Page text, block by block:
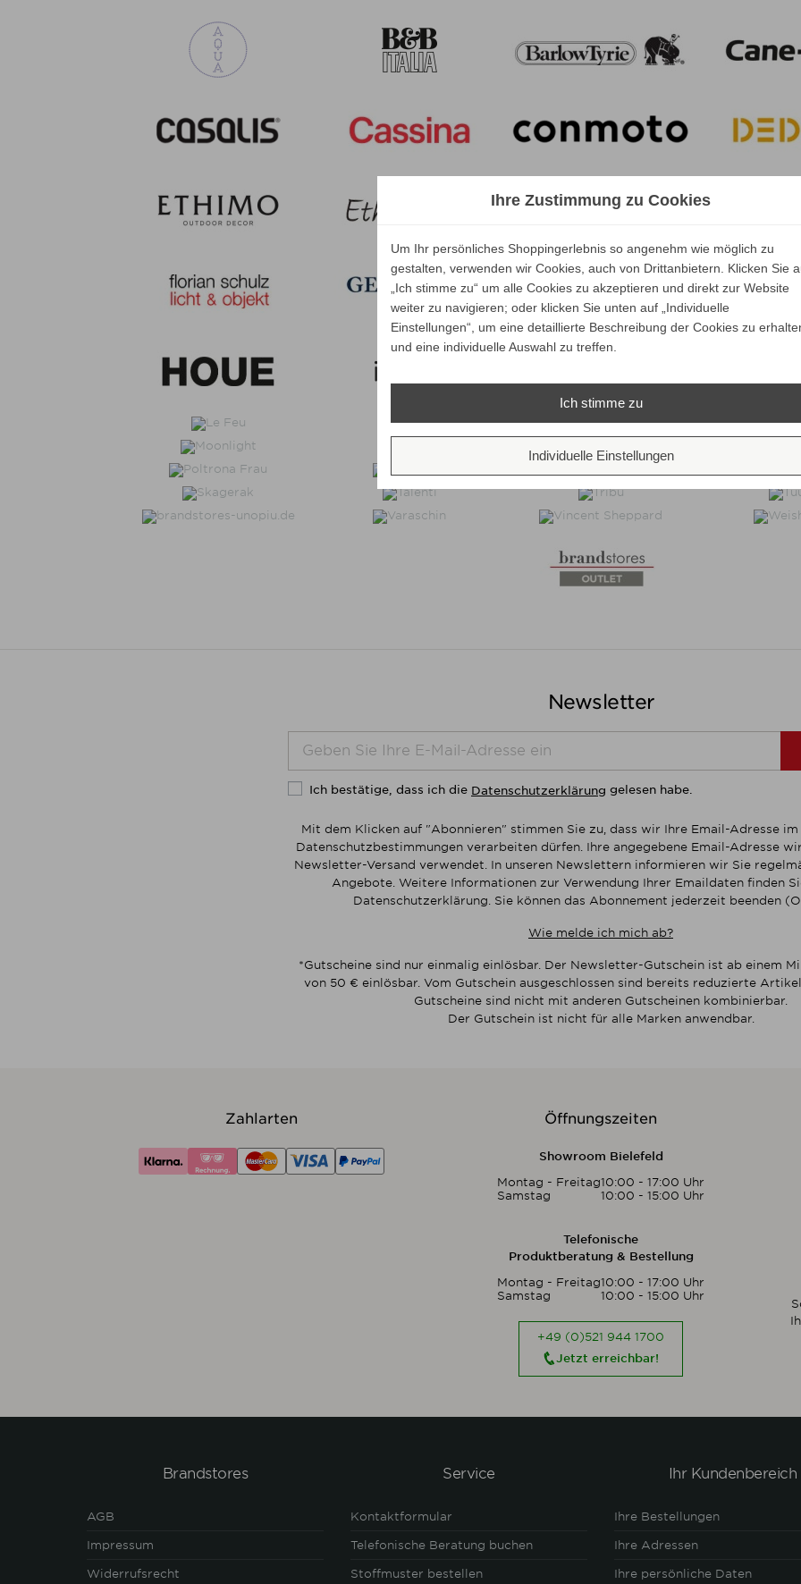
Newsletter
Ich bestätige, dass ich die Datenschutzerklärung gelesen habe.
Mit dem Klicken auf "Abonnieren" stimmen Sie zu, dass wir Ihre Email-Adresse im
Datenschutzbestimmungen verarbeiten dürfen. Ihre angegebene Email-Adresse
Newsletter-Versand verwendet. In unseren Newslettern informieren wir Sie
Angebote. Weitere Informationen zur Verwendung Ihrer Emaildaten finden
Datenschutzerklärung. Sie können das Abonnement jederzeit beenden
Wie melde ich mich ab?
*Gutscheine sind nur einmalig einlösbar. Der Newsletter-Gutschein ist ab einem
von 50 € einlösbar. Vom Gutschein ausgeschlossen sind bereits reduzierte Artikel
Gutscheine sind nicht mit anderen Gutscheinen kombinierbar.
Der Gutschein ist nicht für alle Marken anwendbar.
Zahlarten Öffnungszeiten
Showroom Bielefeld
Montag - Freitag10:00 - 17:00 Uhr
Samstag
10:00 - 15:00 Uhr
Telefonische
Produktberatung & Bestellung
Montag - Freitag10:00 - 17:00 Uhr
Samstag
10:00 - 15:00 Uhr
+49 (0)521 944 1700
Jetzt erreichbar!
Brandstores
AGB
Impressum
Widerrufsrecht
Service
Kontaktformular
Telefonische Beratung buchen
Stoffmuster bestellen
Ihr Kundenbereich
Ihre Bestellungen
Ihre Adressen
Ihre persönliche Daten
Ihre Zustimmung zu Cookies
Um Ihr persönliches Shoppingerlebnis so angenehm wie möglich zu
gestalten, verwenden wir Cookies, auch von Drittanbietern. Klicken Sie
„Ich stimme zu“ um alle Cookies zu akzeptieren und direkt zur Website
weiter zu navigieren; oder klicken Sie unten auf „Individuelle
Einstellungen“, um eine detaillierte Beschreibung der Cookies zu
und eine individuelle Auswahl zu treffen.
Ich stimme zu
Individuelle Einstellungen